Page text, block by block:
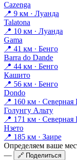
Cazenga
📍 9 км · Луанда
Talatona
📍 10 км · Луанда
Gama
📍 41 км · Бенго
Barra do Dande
📍 44 км · Бенго
Кашито
📍 56 км · Бенго
Dondo
📍 160 км · Северная
Голунгу Альту
📍 171 км · Северная
Нзето
📍 185 км · Заире
Определяем ваше
—
🔗 Поделиться